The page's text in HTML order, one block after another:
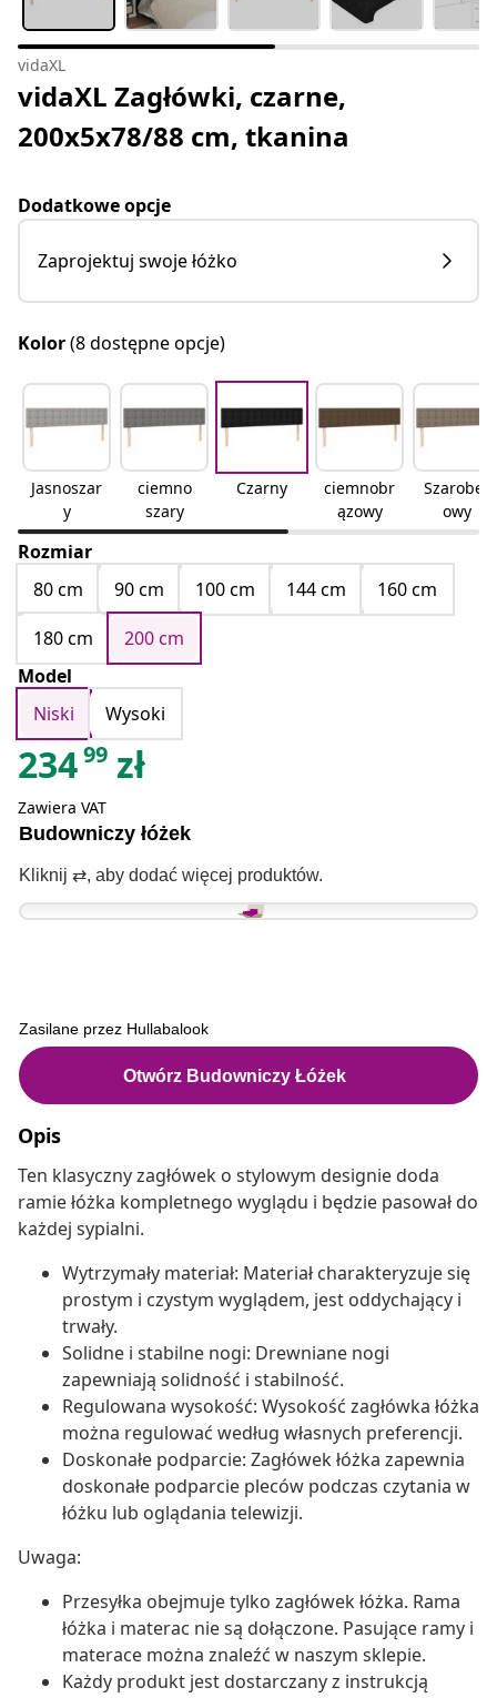
vidaXL
vidaXL Zagłówki, czarne,
200x5x78/88 cm, tkanina
Dodatkowe opcje
Zaprojektuj swoje łóżko
Kolor(8 dostępne opcje)
Jasnoszar
y
ciemno
szary
Czarny
ciemnobr
ązowy
Szarobeż
owy
Rozmiar
80 cm
90 cm 100 cm 144 cm
160 cm
180 cm
200 cm
Model
Niski
Wysoki
23499 zł
Zawiera VAT
Opis
Ten klasyczny zagłówek o stylowym designie doda
ramie łóżka kompletnego wyglądu i będzie pasował do
każdej sypialni.
Wytrzymały materiał: Materiał charakteryzuje się
prostym i czystym wyglądem, jest oddychający i
trwały.
Solidne i stabilne nogi: Drewniane nogi
zapewniają solidność i stabilność.
Regulowana wysokość: Wysokość zagłówka łóżka
można regulować według własnych preferencji.
Doskonałe podparcie: Zagłówek łóżka zapewnia
doskonałe podparcie pleców podczas czytania w
łóżku lub oglądania telewizji.
Uwaga:
Przesyłka obejmuje tylko zagłówek łóżka. Rama
łóżka i materac nie są dołączone. Pasujące ramy i
materace można znaleźć w naszym sklepie.
Każdy produkt jest dostarczany z instrukcją